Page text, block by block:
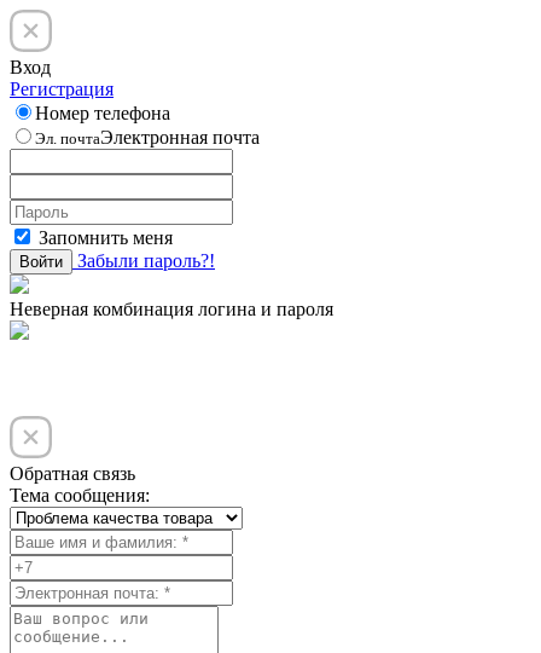
Вход
Регистрация
Номер телефона
Эл. почтаЭлектронная почта
Запомнить меня
Войти Забыли пароль?!
Неверная комбинация логина и пароля
Обратная связь
Тема сообщения: